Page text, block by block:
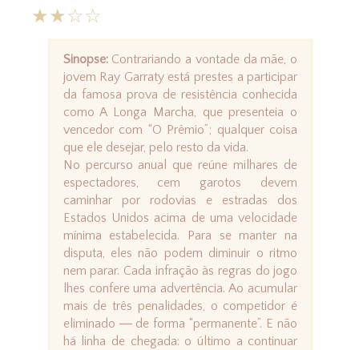
★★☆☆
Sinopse:Contrariando a vontade da mãe, o
jovem Ray Garraty está prestes a participar
da famosa prova de resistência conhecida
como A Longa Marcha, que presenteia o
vencedor com “O Prêmio”; qualquer coisa
que ele desejar, pelo resto da vida.
No percurso anual que reúne milhares de
espectadores, cem garotos devem
caminhar por rodovias e estradas dos
Estados Unidos acima de uma velocidade
mínima estabelecida. Para se manter na
disputa, eles não podem diminuir o ritmo
nem parar. Cada infração às regras do jogo
lhes confere uma advertência. Ao acumular
mais de três penalidades, o competidor é
eliminado ― de forma “permanente”. E não
há linha de chegada: o último a continuar